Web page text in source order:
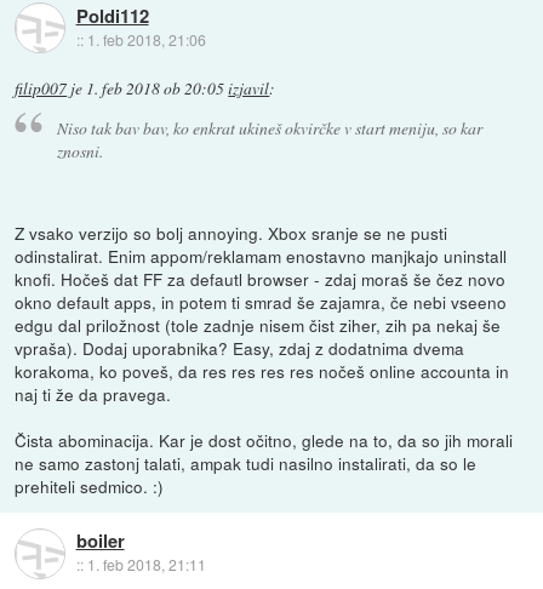
Poldi112
:: 1. feb 2018, 21:06
filip007 je 1. feb 2018 ob 20:05izjavil:
Niso tak bav bav, ko enkrat ukineš okvirčke v start meniju, so kar
znosni.
Z vsako verzijo so bolj annoying. Xbox sranje se ne pusti
odinstalirat. Enim appom/reklamam enostavno manjkajo uninstall
knofi. Hočeš dat FF za defautl browser - zdaj moraš še čez novo
okno default apps, in potem ti smrad še zajamra, če nebi vseeno
edgu dal priložnost (tole zadnje nisem čist ziher, zih pa nekaj še
vpraša). Dodaj uporabnika? Easy, zdaj z dodatnima dvema
korakoma, ko poveš, da res res res res nočeš online accounta in
naj ti že da pravega.
Čista abominacija. Kar je dost očitno, glede na to, da so jih morali
ne samo zastonj talati, ampak tudi nasilno instalirati, da so le
prehiteli sedmico. :)
boiler
:: 1. feb 2018, 21:11